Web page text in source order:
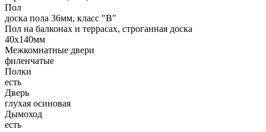
Пол
доска пола 36мм, класс "B"
Пол на балконах и террасах, строганная доска
40x140мм
Межкомнатные двери
филенчатые
Полки
есть
Дверь
глухая осиновая
Дымоход
есть